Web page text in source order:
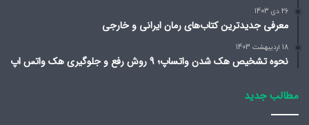
Print
) را به عنوان مکانیسم احراز هویت فعال کنیم. در صورتی که
تمایلی به فعال‌سازی ویژگی‌های امنیتی در این مرحله نداشته
باشید، با لمس گزینه
را به زمان دیگری موکول کنید.
26 دی 1403
معرفی جدیدترین کتاب‌های رمان ایرانی و خارجی
18 اردیبهشت 1403
نحوه تشخیص هک شدن واتساپ؛ 9 روش رفع و جلوگیری هک واتس اپ
مطالب جدید